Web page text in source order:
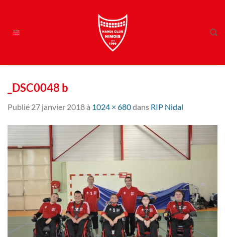
contenu
_DSC0048 b
Publié 27 janvier 2018à 1024 × 680dans RIP Nidal